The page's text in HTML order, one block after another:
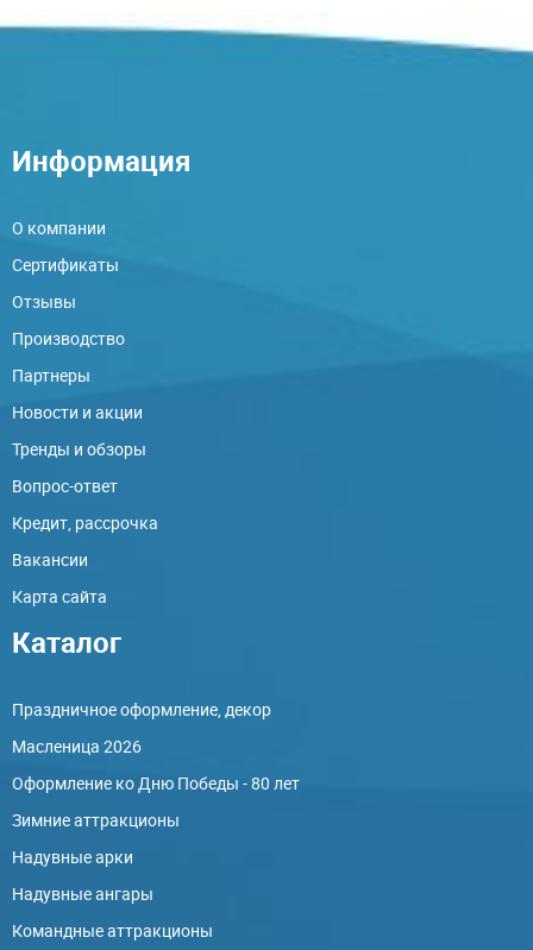
Информация
О компании
Сертификаты
Отзывы
Производство
Партнеры
Новости и акции
Тренды и обзоры
Вопрос-ответ
Кредит, рассрочка
Вакансии
Карта сайта
Каталог
Праздничное оформление, декор
Масленица 2026
Оформление ко Дню Победы - 80 лет
Зимние аттракционы
Надувные арки
Надувные ангары
Командные аттракционы